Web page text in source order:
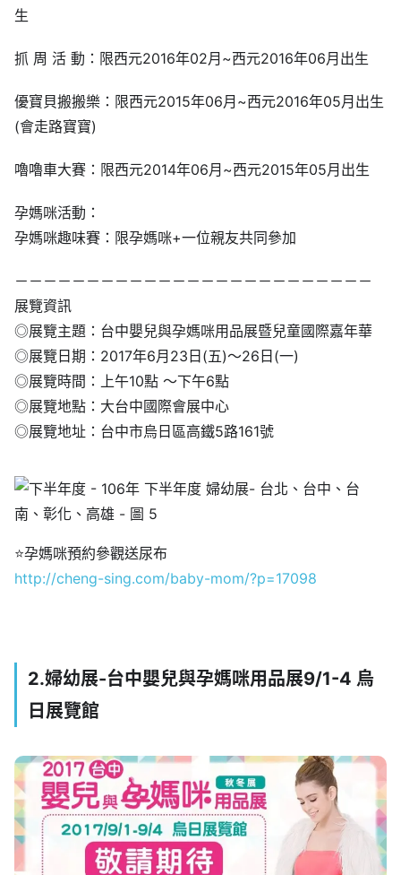
生
抓 周 活 動：限西元2016年02月~西元2016年06月出生
優寶貝搬搬樂：限西元2015年06月~西元2016年05月出生
(會走路寶寶)
嚕嚕車大賽：限西元2014年06月~西元2015年05月出生
孕媽咪活動：
孕媽咪趣味賽：限孕媽咪+一位親友共同參加
－－－－－－－－－－－－－－－－－－－－－－－－－
展覽資訊
◎展覽主題：台中嬰兒與孕媽咪用品展暨兒童國際嘉年華
◎展覽日期：2017年6月23日(五)～26日(一)
◎展覽時間：上午10點 ～下午6點
◎展覽地點：大台中國際會展中心
◎展覽地址：台中市烏日區高鐵5路161號
⭐孕媽咪預約參觀送尿布
http://cheng-sing.com/baby-mom/?p=17098
2.婦幼展-台中嬰兒與孕媽咪用品展9/1-4 烏
日展覽館